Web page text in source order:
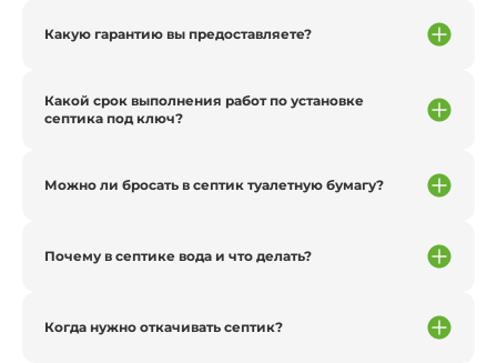
Какую гарантию вы предоставляете?
Какой срок выполнения работ по установке
септика под ключ?
Можно ли бросать в септик туалетную бумагу?
Почему в септике вода и что делать?
Когда нужно откачивать септик?